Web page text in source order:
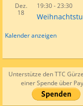
Dez.
18
19:30-23:30
Kalender anzeigen
Unterstütze den TTC
einer Spende über